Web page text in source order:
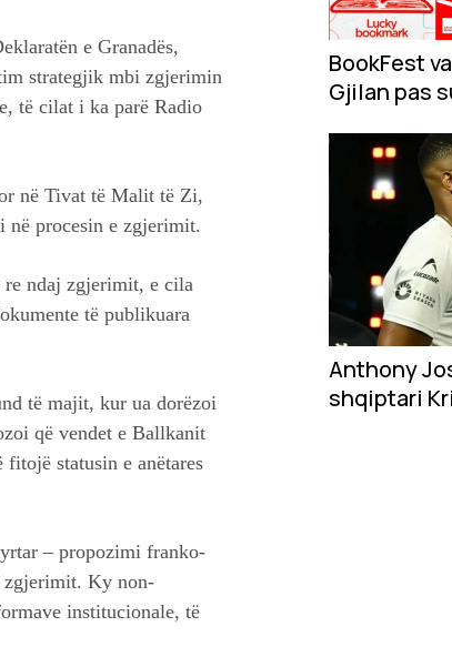
e Granadës,
strategjik mbi zgjerimin
të cilat i ka parë Radio
në Tivat të Malit të Zi,
procesin e zgjerimit.
re ndaj zgjerimit, e cila
të publikuara
të majit, kur ua dorëzoi
që vendet e Ballkanit
statusin e anëtares
– propozimi franko-
zgjerimit. Ky non-
institucionale, të
BookFest
Gjilan pas
Anthony
shqiptari